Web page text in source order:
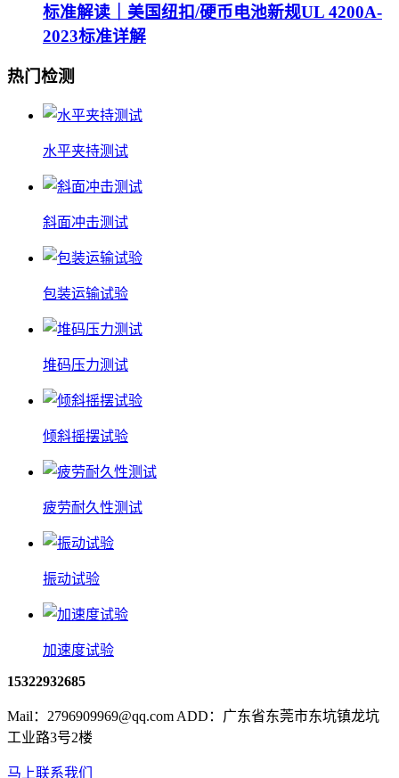
标准解读｜美国纽扣/硬币电池新规UL 4200A-
2023标准详解
热门检测
水平夹持测试
斜面冲击测试
包装运输试验
堆码压力测试
倾斜摇摆试验
疲劳耐久性测试
振动试验
加速度试验
15322932685
Mail：2796909969@qq.com ADD：广东省东莞市东坑镇龙坑
工业路3号2楼
马上联系我们